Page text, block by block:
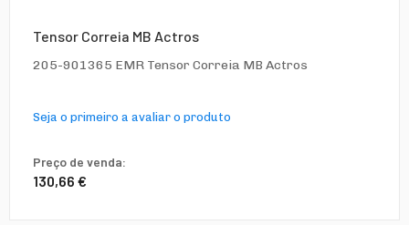
Tensor Correia MB Actros
205-901365 EMR Tensor Correia MB Actros
Seja o primeiro a avaliar o produto
Preço de venda:
130,66 €